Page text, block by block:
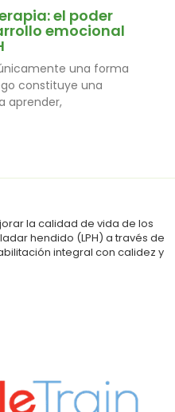
el poder
emocional
una forma
constituye una
aprender,
la calidad de vida de los
hendido (LPH) a través de
integral con calidez y